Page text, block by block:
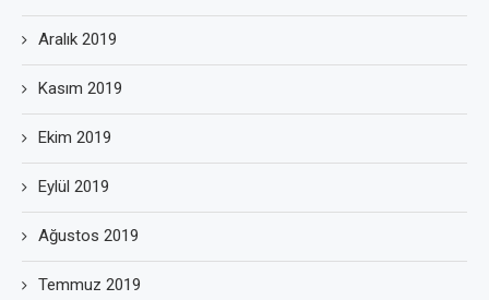
Aralık 2019
Kasım 2019
Ekim 2019
Eylül 2019
Ağustos 2019
Temmuz 2019